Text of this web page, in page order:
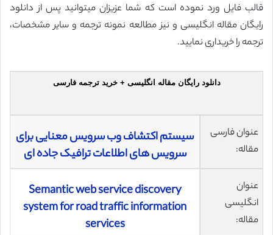
قالب فایل ورد نموده است که شما عزیزان میتوانید پس از دانلود
رایگان مقاله انگلیسی و نیز مطالعه نمونه ترجمه و سایر مشخصات،
ترجمه را خریداری نمایید.
دانلود رایگان مقاله انگلیسی + خرید ترجمه فارسی
عنوان فارسی
مقاله:
سیستم اکتشاف وب سرویس معنایی برای
سرویس های اطلاعات ترافیک جاده ای
عنوان
انگلیسی
مقاله:
Semantic web service discovery
system for road traffic information
services